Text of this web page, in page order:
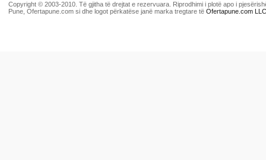
Copyright © 2003-2010. Të gjitha të drejtat e rezervuara. Riprodhimi i plotë apo i
Pune, Ofertapune.com si dhe logot përkatëse janë marka tregtare të Ofertapune.com LLC